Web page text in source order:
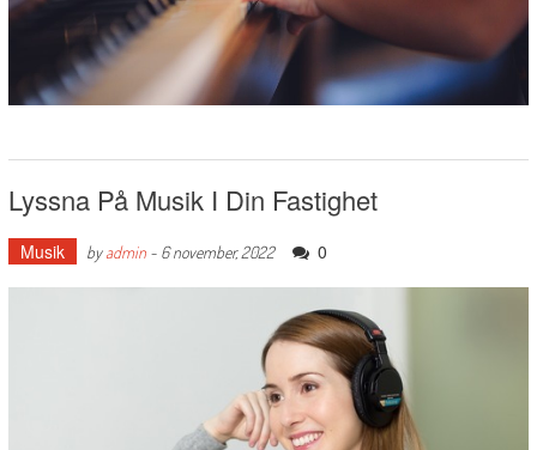
Lyssna På Musik I Din Fastighet
Musik byadmin- 6 november, 2022 0